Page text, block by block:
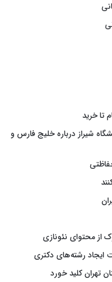
تا خرید
شیراز درباره خلیج فارس و
از محتوای نئونازی
ایجاد رشته‌های دکتری